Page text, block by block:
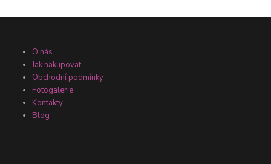
O nás
Jak nakupovat
Obchodní podmínky
Fotogalerie
Kontakty
Blog